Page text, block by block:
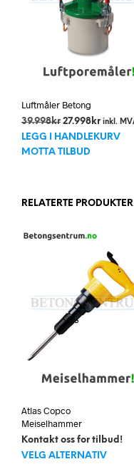
Luftmåler Betong
39.998kr Opprinnelig
pris
var:
27.998 kr
pris
inkl.
LEGG I HANDLEKURV
MOTTA TILBUD
RELATERTE PRODUKTER
Atlas Copco
Meiselhammer
Kontakt oss for tilbud!
VELG ALTERNATIV